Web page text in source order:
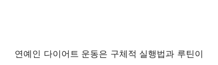
연예인 다이어트 운동은 구체적 실행법과 루틴이